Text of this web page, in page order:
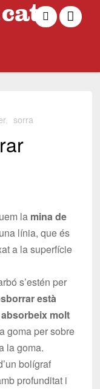
, sorra
la mina de
línia, que és
a la superfície
s’estén per
està
molt
goma per sobre
la goma.
bolígraf
profunditat i